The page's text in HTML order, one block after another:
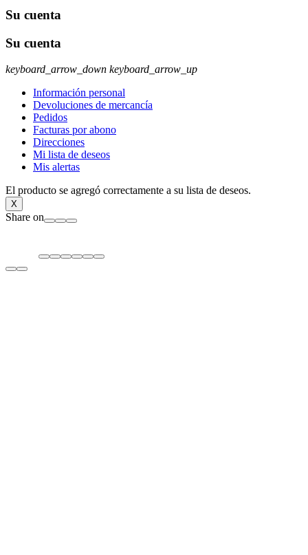
Su cuenta
Su cuenta
keyboard_arrow_down keyboard_arrow_up
Información personal
Devoluciones de mercancía
Pedidos
Facturas por abono
Direcciones
Mi lista de deseos
Mis alertas
El producto se agregó correctamente a su lista de deseos.
X
Share on